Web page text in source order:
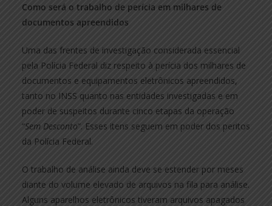
Como será o trabalho de perícia em milhares de
documentos apreendidos
Uma das frentes de investigação considerada essencial
pela Polícia Federal diz respeito à perícia dos milhares de
documentos e equipamentos eletrônicos apreendidos,
tanto no INSS quanto nas entidades investigadas e em
poder de suspeitos durante cinco etapas da operação
“Sem Desconto”. Esses itens seguem em poder dos peritos
da Polícia Federal.
O trabalho de análise ainda deve se estender por meses
diante do volume elevado de arquivos na fila para análise.
Alguns aparelhos eletrônicos tiveram arquivos apagados